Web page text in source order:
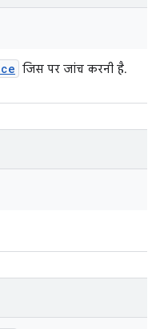
जिस पर जांच करनी है.